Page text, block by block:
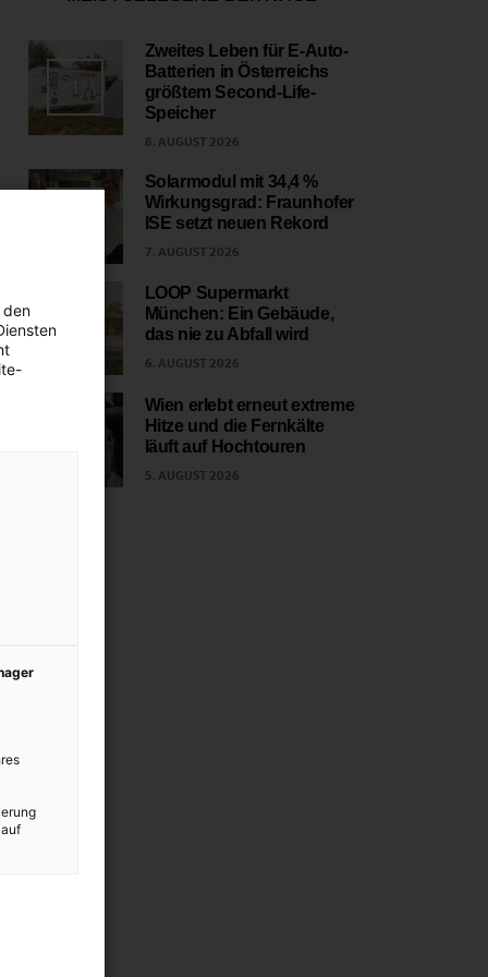
Zweites Leben für E-Auto-
Batterien in Österreichs
größtem Second-Life-
Speicher
8. AUGUST 2026
Solarmodul mit 34,4 %
Wirkungsgrad: Fraunhofer
ISE setzt neuen Rekord
7. AUGUST 2026
LOOP Supermarkt
München: Ein Gebäude,
das nie zu Abfall wird
6. AUGUST 2026
Wien erlebt erneut extreme
Hitze und die Fernkälte
läuft auf Hochtouren
5. AUGUST 2026
den